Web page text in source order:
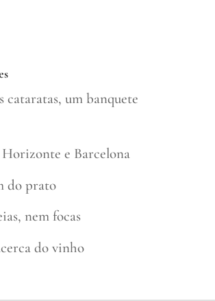
cataratas, um banquete
e Barcelona
do prato
nem focas
do vinho